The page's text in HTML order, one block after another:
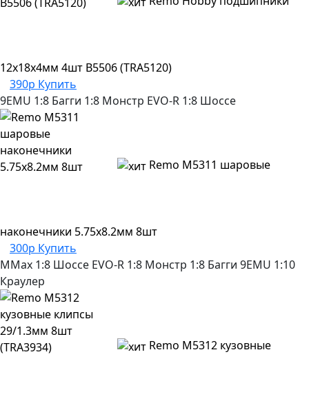
12x18x4мм 4шт B5506 (TRA5120)
390р Купить
9EMU 1:8 Багги 1:8 Монстр EVO-R 1:8 Шоссе
Remo M5311 шаровые
наконечники 5.75x8.2мм 8шт
300р Купить
MMax 1:8 Шоссе EVO-R 1:8 Монстр 1:8 Багги 9EMU 1:10
Краулер
Remo M5312 кузовные